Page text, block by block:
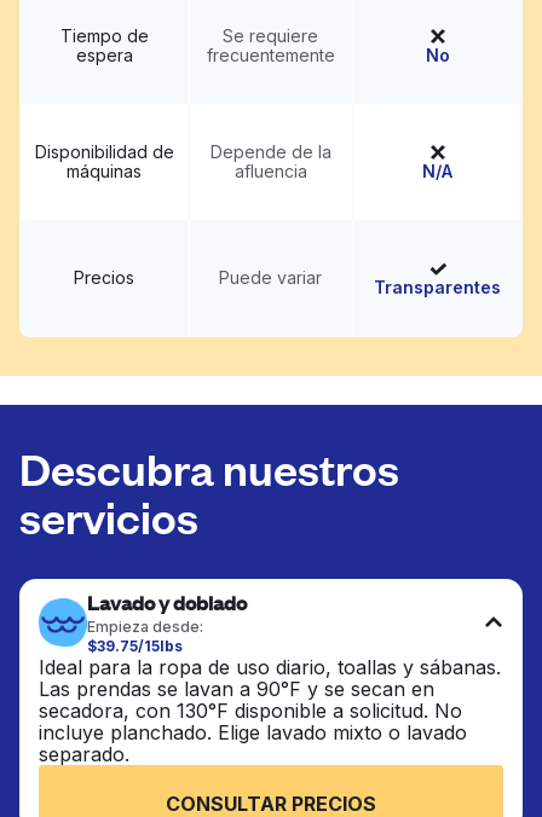
Tiempo de
espera
Se requiere
frecuentemente
No
Disponibilidad de
máquinas
Depende de la
afluencia
N/A
Precios Puede variar Transparentes
Descubra nuestros
servicios
Lavado y doblado
Empieza desde:
$39.75/15lbs
Ideal para la ropa de uso diario, toallas y sábanas.
Las prendas se lavan a 90°F y se secan en
secadora, con 130°F disponible a solicitud. No
incluye planchado. Elige lavado mixto o lavado
separado.
CONSULTAR PRECIOS